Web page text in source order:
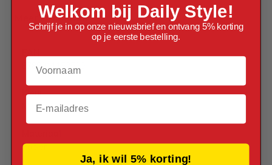
Meer informatie
8788911152590
Kleur
Papier
Welkom bij Daily Style!
Schrijf je in op onze nieuwsbrief en ontvang 5% korting
op je eerste bestelling.
Voornaam
Email
Ja, ik wil 5% korting!